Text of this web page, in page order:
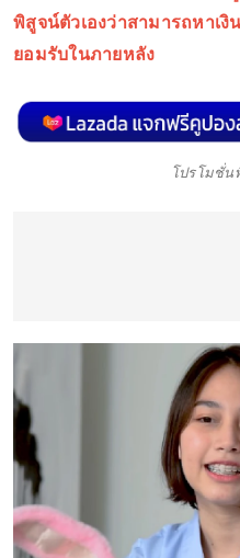
พิสูจน์ตัวเองว่าสามารถหาเงิ
ยอมรับในภายหลัง
โปรโมชั่น